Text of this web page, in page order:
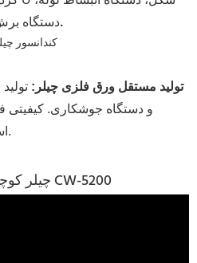
دستگاه.
تولید مستقل ورق فلزی چیلر :
همیشه آرزوی S&A Teyu است.
چیلر کوچک قابل حمل CW-5200